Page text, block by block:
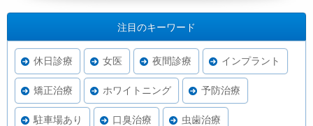
注目のキーワード
休日診療 女医 夜間診療 インプラント
矯正治療 ホワイトニング 予防治療
駐車場あり 口臭治療 虫歯治療